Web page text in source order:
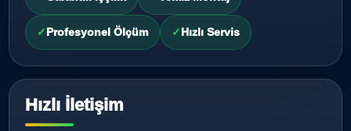
Profesyonel Ölçüm Hızlı Servis
Hızlı İletişim